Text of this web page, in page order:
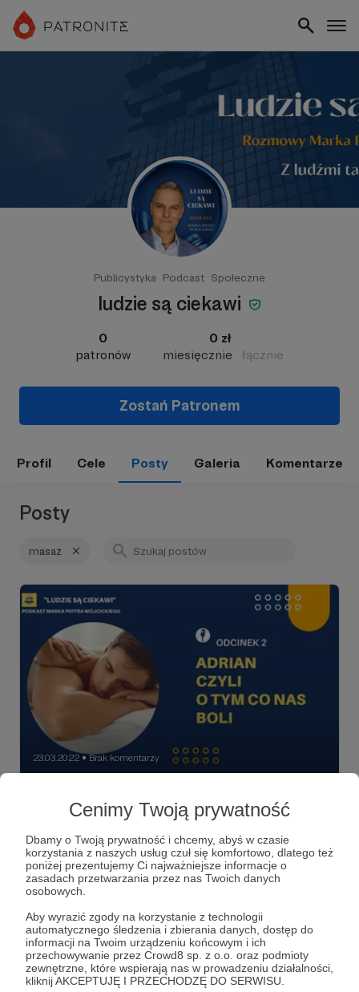
Cenimy Twoją prywatność
Dbamy o Twoją prywatność i chcemy, abyś w czasie
korzystania z naszych usług czuł się komfortowo, dlatego też
poniżej prezentujemy Ci najważniejsze informacje o
zasadach przetwarzania przez nas Twoich danych
osobowych.
Aby wyrazić zgody na korzystanie z technologii
automatycznego śledzenia i zbierania danych, dostęp do
informacji na Twoim urządzeniu końcowym i ich
przechowywanie przez Crowd8 sp. z o.o. oraz podmioty
zewnętrzne, które wspierają nas w prowadzeniu działalności,
kliknij AKCEPTUJĘ I PRZECHODZĘ DO SERWISU.
Publicystyka Podcast Społeczne
ludzie są ciekawi
0
patronów
0 zł
miesięcznie
łącznie
Zostań Patronem
Profil Cele Posty Galeria Komentarze
Posty
masaż
23.03.2022 ● Brak komentarzy
jak możesz sobie pomóc
odcinek mojego podkastu jest dla Was. Tym razem moim
gościem jest Adrian - masażysta, fizjoterapeuta i trener
personalny. Idealny gość na czas pandemii, gdy pracujemy
zdalnie, dużo siedzimy i mało się ruszamy. W rozmowie są
rady dla Was - co robić by potem nie bolało. Sprawdzam
niedwuznaczne i czy Polacy mają problem z nagością.
Pytam też o sekrety jakimi dzielą się masowani z
masażystami. Mówimy też o tym jak powinien wyglądać
masaż i jak się do niego przygotować, żeby był jak
najbardziej skuteczny. Czy wiecie na przykład kiedy wziąć
ciepłą kąpiel? Przed masażem czy po nim? W rozmowie
masaż rodzaje masażu masaż tajski +6